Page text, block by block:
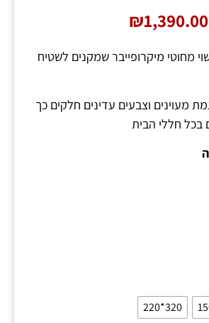
₪1,390.00
מחוטי מיקרופייבר שמקנים לשטיח
מעוינים וצבעים עדינים חלקים כך
בכל חללי הבית
320*220